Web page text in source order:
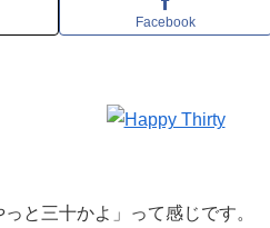
Facebook
と三十かよ」って感じです。